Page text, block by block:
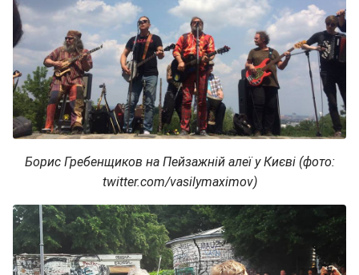
Борис Гребенщиков на Пейзажній алеї у Києві (фото:
twitter.com/vasilymaximov)